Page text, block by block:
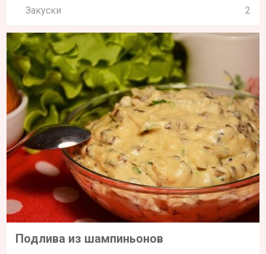
Закуски 2
Подлива из шампиньонов